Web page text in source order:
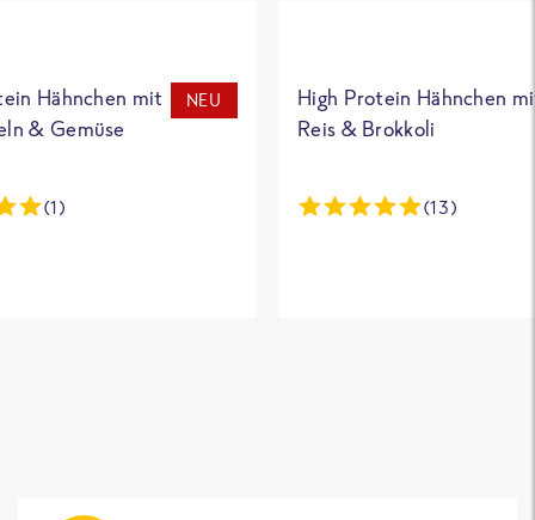
Hähnchen mit
& Gemüse
NEU
(1)
High Protein Hähnchen
Reis & Brokkoli
(13)